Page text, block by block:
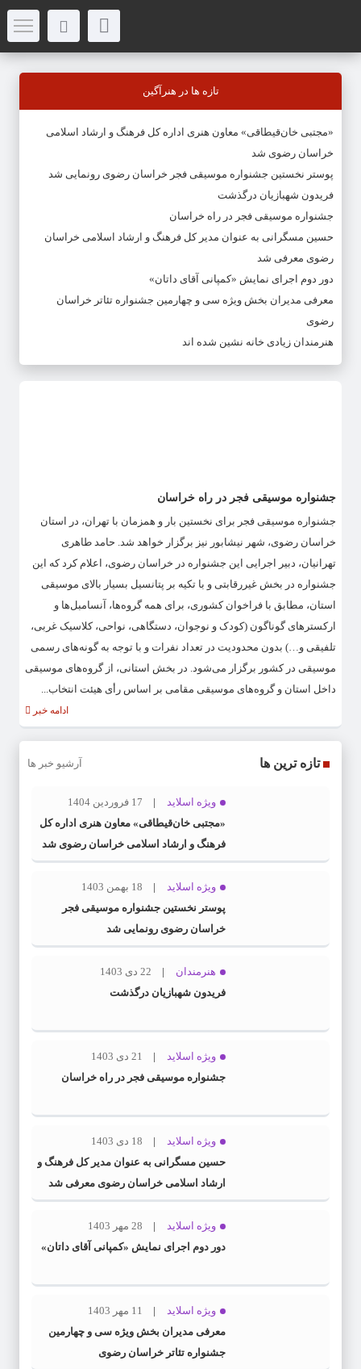
تازه ها در هنرآگین
«مجتبی خان‌قیطاقی» معاون هنری اداره کل فرهنگ و ارشاد اسلامی
خراسان رضوی شد
پوستر نخستین جشنواره موسیقی فجر خراسان رضوی رونمایی شد
فریدون شهبازیان درگذشت
جشنواره موسیقی فجر در راه خراسان
حسین مسگرانی به عنوان مدیر کل فرهنگ و ارشاد اسلامی خراسان
رضوی معرفی شد
دور دوم اجرای نمایش «کمپانی آقای داتان»
معرفی مدیران بخش ویژه سی و چهارمین جشنواره تئاتر خراسان
رضوی
هنرمندان زیادی خانه نشین شده اند
جشنواره موسیقی فجر در راه خراسان
جشنواره موسیقی فجر برای نخستین بار و همزمان با تهران، در استان
خراسان رضوی، شهر نیشابور نیز برگزار خواهد شد. حامد طاهری
تهرانیان، دبیر اجرایی این جشنواره در خراسان رضوی، اعلام کرد که این
جشنواره در بخش غیررقابتی و با تکیه بر پتانسیل بسیار بالای موسیقی
استان، مطابق با فراخوان کشوری، برای همه گروه‌ها، آنسامبل‌ها و
ارکسترهای گوناگون (کودک و نوجوان، دستگاهی، نواحی، کلاسیک غربی،
تلفیقی و…) بدون محدودیت در تعداد نفرات و با توجه به گونه‌های رسمی
موسیقی در کشور برگزار می‌شود. در بخش استانی، از گروه‌های موسیقی
داخل استان و گروه‌های موسیقی مقامی بر اساس رأی هیئت انتخاب...
ادامه خبر
تازه ترین ها آرشیو خبر ها
ویژه اسلاید
17 فروردین 1404
«مجتبی خان‌قیطاقی» معاون هنری اداره کل
فرهنگ و ارشاد اسلامی خراسان رضوی شد
ویژه اسلاید
18 بهمن 1403
پوستر نخستین جشنواره موسیقی فجر
خراسان رضوی رونمایی شد
هنرمندان
22 دی 1403
فریدون شهبازیان درگذشت
ویژه اسلاید
21 دی 1403
جشنواره موسیقی فجر در راه خراسان
ویژه اسلاید
18 دی 1403
حسین مسگرانی به عنوان مدیر کل فرهنگ و
ارشاد اسلامی خراسان رضوی معرفی شد
ویژه اسلاید
28 مهر 1403
دور دوم اجرای نمایش «کمپانی آقای داتان»
ویژه اسلاید
11 مهر 1403
معرفی مدیران بخش ویژه سی و چهارمین
جشنواره تئاتر خراسان رضوی